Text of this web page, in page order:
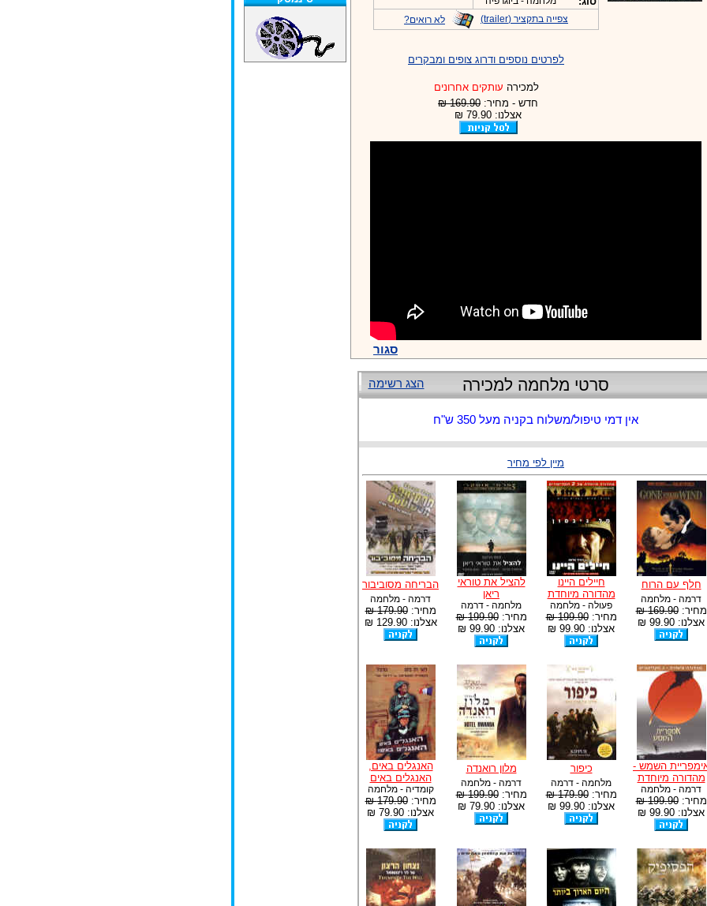
צפייה בתקציר (trailer) לא רואים?
לפרטים נוספים ודרוג צופים ומבקרים
למכירה עותקים אחרונים
חדש - מחיר: 169.90 ₪
אצלנו: 79.90 ₪
סגור
הצג רשימה סרטי מלחמה למכירה
אין דמי טיפול/משלוח בקניה מעל 350 ש"ח
מיין לפי מחיר
חלף עם הרוח
דרמה - מלחמה
מחיר:169.90 ₪
אצלנו: 99.90 ₪
חיילים היינו
מהדורה מיוחדת
פעולה - מלחמה
מחיר:199.90 ₪
אצלנו: 99.90 ₪
להציל את טוראי
ריאן
מלחמה - דרמה
מחיר:199.90 ₪
אצלנו: 99.90 ₪
הבריחה מסוביבור
דרמה - מלחמה
מחיר:179.90 ₪
אצלנו: 129.90 ₪
השמש -
מהדורה מיוחדת
דרמה - מלחמה
מחיר:199.90 ₪
אצלנו: 99.90 ₪
כיפור
מלחמה - דרמה
מחיר:179.90 ₪
אצלנו: 99.90 ₪
מלון רואנדה
דרמה - מלחמה
מחיר:199.90 ₪
אצלנו: 79.90 ₪
האנגלים באים,
האנגלים באים
קומדיה - מלחמה
מחיר:179.90 ₪
אצלנו: 79.90 ₪